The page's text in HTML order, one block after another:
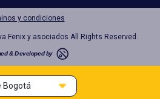
y condiciones
Fenix y asociados All Rights Reserved.